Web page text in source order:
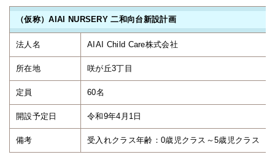
（仮称）AIAI NURSERY 二和向台新設計画
法人名 AIAI Child Care株式会社
所在地 咲が丘3丁目
定員 60名
開設予定日 令和9年4月1日
備考 受入れクラス年齢：0歳児クラス